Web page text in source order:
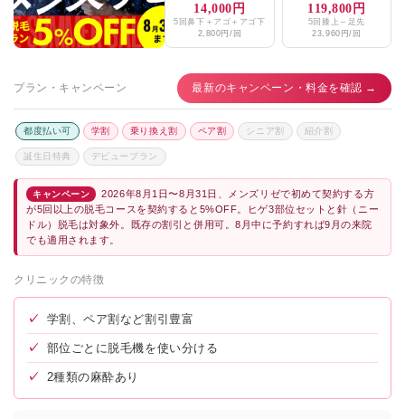
14,000円
5回鼻下＋アゴ＋アゴ下
2,800円/回
119,800円
5回膝上～足先
23,960円/回
プラン・キャンペーン 最新のキャンペーン・料金を確認 →
都度払い可 学割 乗り換え割 ペア割 シニア割 紹介割
誕生日特典 デビュープラン
キャンペーン
2026年8月1日〜8月31日、メンズリゼで初めて契約する方
が5回以上の脱毛コースを契約すると5%OFF。ヒゲ3部位セットと針（ニー
ドル）脱毛は対象外。既存の割引と併用可。8月中に予約すれば9月の来院
でも適用されます。
クリニックの特徴
✓ 学割、ペア割など割引豊富
✓ 部位ごとに脱毛機を使い分ける
✓ 2種類の麻酔あり